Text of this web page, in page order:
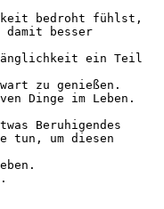
bedroht fühlst,
damit besser
ein Teil
zu genießen.
Dinge im Leben.
Beruhigendes
tun, um diesen